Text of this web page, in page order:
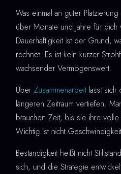
Was einmal an guter
über Monate und Jahre für
Dauerhaftigkeit ist der Grund,
rechnet. Es ist kein kurzer
wachsender Vermögenswert.
Über Zusammenarbeit lässt
längeren Zeitraum vertiefen.
brauchen Zeit, bis sie ihre
Wichtig ist nicht
Beständigkeit heißt nicht
sich, und die Strategie